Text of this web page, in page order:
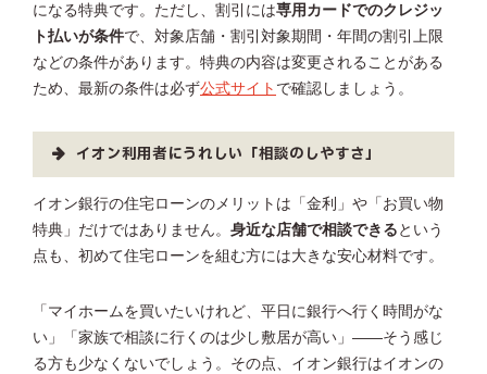
になる特典です。ただし、割引には専用カードでのクレジッ
ト払いが条件で、対象店舗・割引対象期間・年間の割引上限
などの条件があります。特典の内容は変更されることがある
ため、最新の条件は必ず公式サイト で確認しましょう。
イオン利用者にうれしい「相談のしやすさ」
イオン銀行の住宅ローンのメリットは「金利」や「お買い物
特典」だけではありません。 身近な店舗で相談できる という
点も、初めて住宅ローンを組む方には大きな安心材料です。
「マイホームを買いたいけれど、平日に銀行へ行く時間がな
い」「家族で相談に行くのは少し敷居が高い」——そう感じ
る方も少なくないでしょう。その点、イオン銀行はイオンの